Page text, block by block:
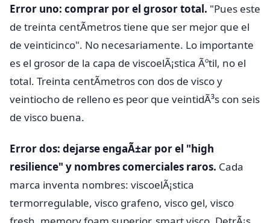
Error uno: comprar por el grosor total. "Pues este
de treinta centÃ­metros tiene que ser mejor que el
de veinticinco". No necesariamente. Lo importante
es el grosor de la capa de viscoelÃ¡stica Ãºtil, no el
total. Treinta centÃ­metros con dos de visco y
veintiocho de relleno es peor que veintidÃ³s con seis
de visco buena.
Error dos: dejarse engaÃ±ar por el "high
resilience" y nombres comerciales raros. Cada
marca inventa nombres: viscoelÃ¡stica
termorregulable, visco grafeno, visco gel, visco